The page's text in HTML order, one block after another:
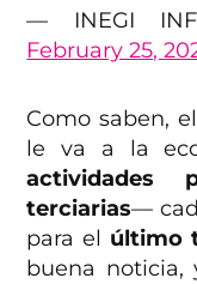
— INEGI
February 25,
Como saben,
le va a la
actividades
terciarias—
para el último
buena